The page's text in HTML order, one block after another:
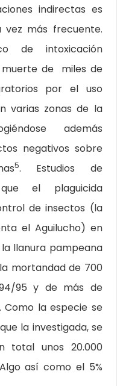
indirectas es
más frecuente.
de intoxicación
de miles de
por el uso
varias zonas de la
además
negativos sobre
5. Estudios de
el plaguicida
de insectos (la
el Aguilucho) en
llanura pampeana
mortandad de 700
95 y de más de
Como la especie se
la investigada, se
total unos 20.000
así como el 5%